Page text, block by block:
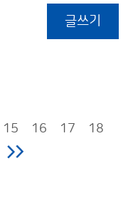
글쓰기
15 16 17
18